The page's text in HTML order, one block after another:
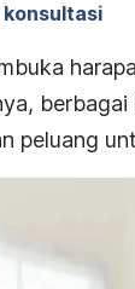
konsultasi
peluang